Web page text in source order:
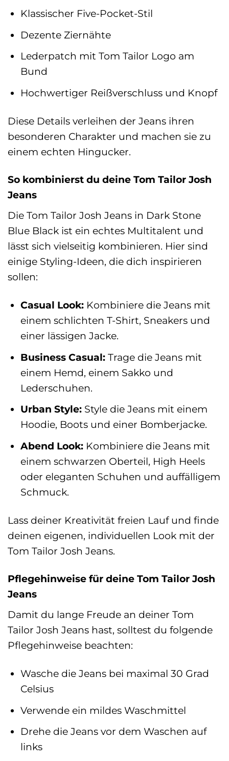
Klassischer Five-Pocket-Stil
Dezente Ziernähte
Lederpatch mit Tom Tailor Logo am
Bund
Hochwertiger Reißverschluss und Knopf
Diese Details verleihen der Jeans ihren
besonderen Charakter und machen sie zu
einem echten Hingucker.
So kombinierst du deine Tom Tailor Josh
Jeans
Die Tom Tailor Josh Jeans in Dark Stone
Blue Black ist ein echtes Multitalent und
lässt sich vielseitig kombinieren. Hier sind
einige Styling-Ideen, die dich inspirieren
sollen:
Casual Look:Kombiniere die Jeans mit
einem schlichten T-Shirt, Sneakers und
einer lässigen Jacke.
Business Casual:Trage die Jeans mit
einem Hemd, einem Sakko und
Lederschuhen.
Urban Style:Style die Jeans mit einem
Hoodie, Boots und einer Bomberjacke.
Abend Look:Kombiniere die Jeans mit
einem schwarzen Oberteil, High Heels
oder eleganten Schuhen und auffälligem
Schmuck.
Lass deiner Kreativität freien Lauf und finde
deinen eigenen, individuellen Look mit der
Tom Tailor Josh Jeans.
Pflegehinweise für deine Tom Tailor Josh
Jeans
Damit du lange Freude an deiner Tom
Tailor Josh Jeans hast, solltest du folgende
Pflegehinweise beachten:
Wasche die Jeans bei maximal 30 Grad
Celsius
Verwende ein mildes Waschmittel
Drehe die Jeans vor dem Waschen auf
links